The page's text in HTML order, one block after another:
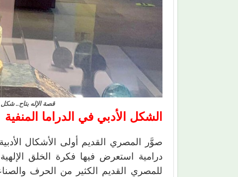
قصة الإله بتاح..
الشكل الأدبي في الدراما المنفية
صوَّر المصري القديم أولى الأشكال
درامية استعرض فيها فكرة الخلق
للمصري القديم الكثير من الحرف